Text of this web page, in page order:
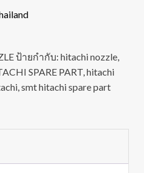
ป้ายกำกับ: hitachi nozzle,
SPARE PART,hitachi
,smt hitachi spare part